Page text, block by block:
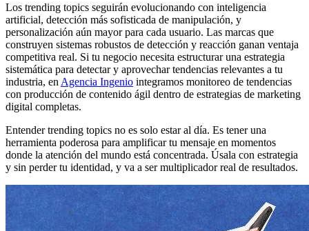
Los trending topics seguirán evolucionando con inteligencia
artificial, detección más sofisticada de manipulación, y
personalización aún mayor para cada usuario. Las marcas que
construyen sistemas robustos de detección y reacción ganan ventaja
competitiva real. Si tu negocio necesita estructurar una estrategia
sistemática para detectar y aprovechar tendencias relevantes a tu
industria, en Agencia Ingenio integramos monitoreo de tendencias
con producción de contenido ágil dentro de estrategias de marketing
digital completas.
Entender trending topics no es solo estar al día. Es tener una
herramienta poderosa para amplificar tu mensaje en momentos
donde la atención del mundo está concentrada. Úsala con estrategia
y sin perder tu identidad, y va a ser multiplicador real de resultados.